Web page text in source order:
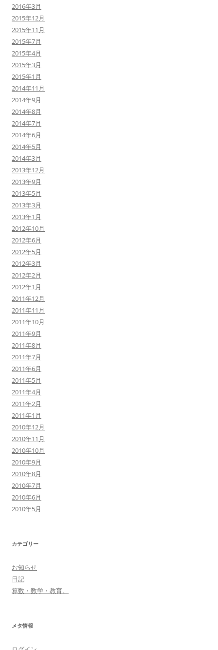
2016年3月
2015年12月
2015年11月
2015年7月
2015年4月
2015年3月
2015年1月
2014年11月
2014年9月
2014年8月
2014年7月
2014年6月
2014年5月
2014年3月
2013年12月
2013年9月
2013年5月
2013年3月
2013年1月
2012年10月
2012年6月
2012年5月
2012年3月
2012年2月
2012年1月
2011年12月
2011年11月
2011年10月
2011年9月
2011年8月
2011年7月
2011年6月
2011年5月
2011年4月
2011年2月
2011年1月
2010年12月
2010年11月
2010年10月
2010年9月
2010年8月
2010年7月
2010年6月
2010年5月
カテゴリー
お知らせ
日記
算数・数学・教育。
メタ情報